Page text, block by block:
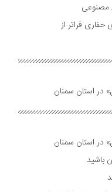
مصنوعی
فراتر از
در استان سمنان
در استان سمنان